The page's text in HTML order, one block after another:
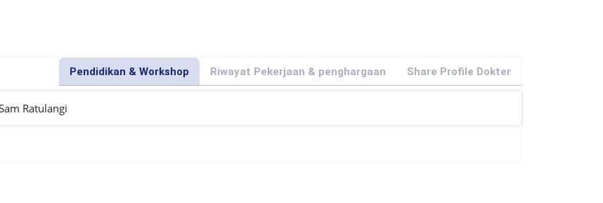
Pendidikan & Workshop Riwayat Pekerjaan & penghargaan Share Profile Dokter
Ratulangi